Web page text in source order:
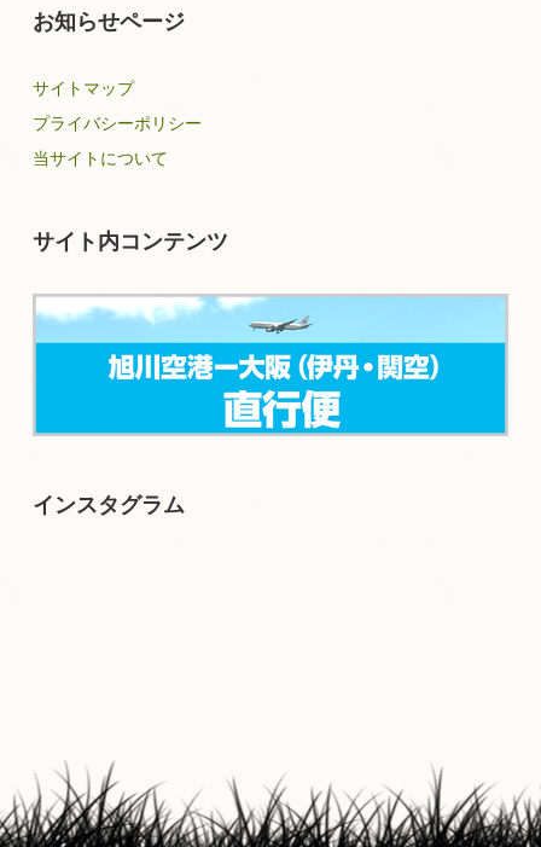
お知らせページ
サイトマップ
プライバシーポリシー
当サイトについて
サイト内コンテンツ
インスタグラム